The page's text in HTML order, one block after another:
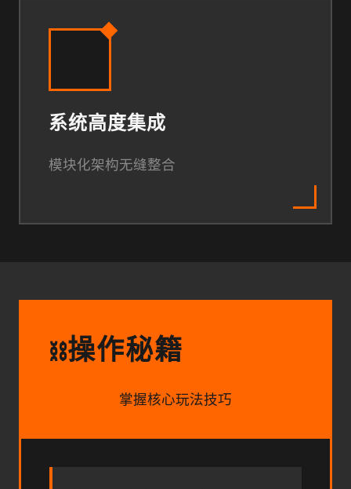
系统高度集成
模块化架构无缝整合
⛓️操作秘籍
掌握核心玩法技巧